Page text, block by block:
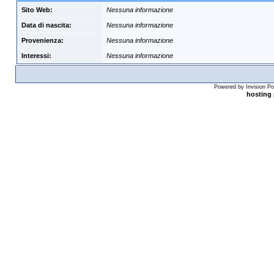
Sito Web: Nessuna informazione
Data di nascita: Nessuna informazione
Provenienza: Nessuna informazione
Interessi: Nessuna informazione
Powered by Invision
hosting